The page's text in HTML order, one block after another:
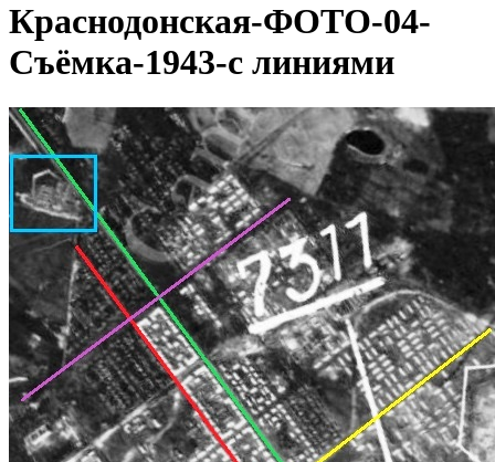
Краснодонская-ФОТО-04-
Съёмка-1943-с линиями